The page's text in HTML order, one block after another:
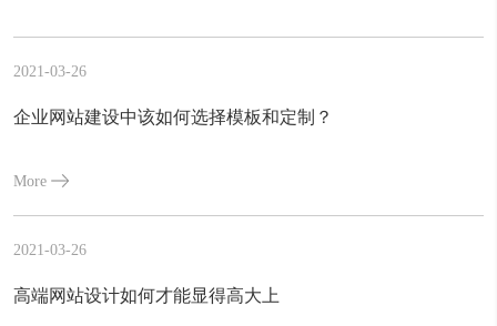
2021-03-26
企业网站建设中该如何选择模板和定制？
More
2021-03-26
高端网站设计如何才能显得高大上